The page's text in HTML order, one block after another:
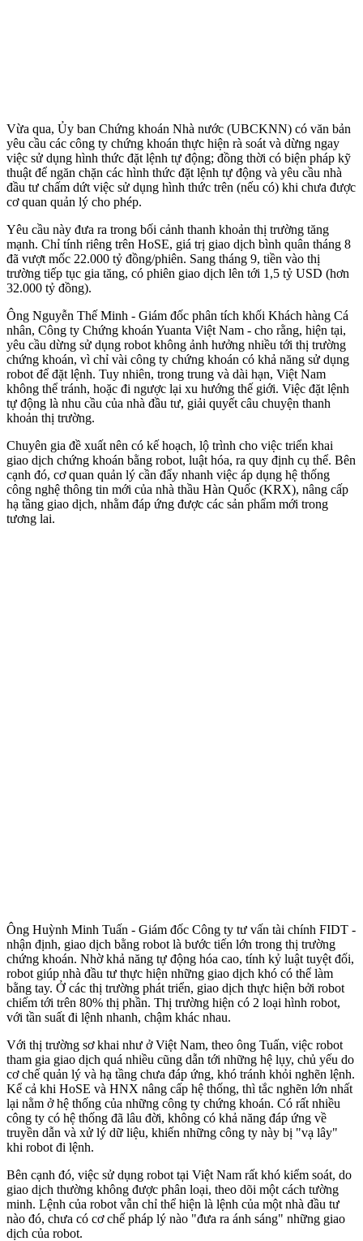
Vừa qua, Ủy ban Chứng khoán Nhà nước (UBCKNN) có văn bản
yêu cầu các công ty chứng khoán thực hiện rà soát và dừng ngay
việc sử dụng hình thức đặt lệnh tự động; đồng thời có biện pháp kỹ
thuật để ngăn chặn các hình thức đặt lệnh tự động và yêu cầu nhà
đầu tư chấm dứt việc sử dụng hình thức trên (nếu có) khi chưa được
cơ quan quản lý cho phép.
Yêu cầu này đưa ra trong bối cảnh thanh khoản thị trường tăng
mạnh. Chỉ tính riêng trên HoSE, giá trị giao dịch bình quân tháng 8
đã vượt mốc 22.000 tỷ đồng/phiên. Sang tháng 9, tiền vào thị
trường tiếp tục gia tăng, có phiên giao dịch lên tới 1,5 tỷ USD (hơn
32.000 tỷ đồng).
Ông Nguyễn Thế Minh - Giám đốc phân tích khối Khách hàng Cá
nhân, Công ty Chứng khoán Yuanta Việt Nam - cho rằng, hiện tại,
yêu cầu dừng sử dụng robot không ảnh hưởng nhiều tới thị trường
chứng khoán, vì chỉ vài công ty chứng khoán có khả năng sử dụng
robot để đặt lệnh. Tuy nhiên, trong trung và dài hạn, Việt Nam
không thể tránh, hoặc đi ngược lại xu hướng thế giới. Việc đặt lệnh
tự động là nhu cầu của nhà đầu tư, giải quyết câu chuyện thanh
khoản thị trường.
Chuyên gia đề xuất nên có kế hoạch, lộ trình cho việc triển khai
giao dịch chứng khoán bằng robot, luật hóa, ra quy định cụ thể. Bên
cạnh đó, cơ quan quản lý cần đẩy nhanh việc áp dụng hệ thống
công nghệ thông tin mới của nhà thầu Hàn Quốc (KRX), nâng cấp
hạ tầng giao dịch, nhằm đáp ứng được các sản phẩm mới trong
tương lai.
Ông Huỳnh Minh Tuấn - Giám đốc Công ty tư vấn tài chính FIDT -
nhận định, giao dịch bằng robot là bước tiến lớn trong thị trường
chứng khoán. Nhờ khả năng tự động hóa cao, tính kỷ luật tuyệt đối,
robot giúp nhà đầu tư thực hiện những giao dịch khó có thể làm
bằng tay. Ở các thị trường phát triển, giao dịch thực hiện bởi robot
chiếm tới trên 80% thị phần. Thị trường hiện có 2 loại hình robot,
với tần suất đi lệnh nhanh, chậm khác nhau.
Với thị trường sơ khai như ở Việt Nam, theo ông Tuấn, việc robot
tham gia giao dịch quá nhiều cũng dẫn tới những hệ lụy, chủ yếu do
cơ chế quản lý và hạ tầng chưa đáp ứng, khó tránh khỏi nghẽn lệnh.
Kể cả khi HoSE và HNX nâng cấp hệ thống, thì tắc nghẽn lớn nhất
lại nằm ở hệ thống của những công ty chứng khoán. Có rất nhiều
công ty có hệ thống đã lâu đời, không có khả năng đáp ứng về
truyền dẫn và xử lý dữ liệu, khiến những công ty này bị "vạ lây"
khi robot đi lệnh.
Bên cạnh đó, việc sử dụng robot tại Việt Nam rất khó kiểm soát, do
giao dịch thường không được phân loại, theo dõi một cách tường
minh. Lệnh của robot vẫn chỉ thể hiện là lệnh của một nhà đầu tư
nào đó, chưa có cơ chế pháp lý nào "đưa ra ánh sáng" những giao
dịch của robot.